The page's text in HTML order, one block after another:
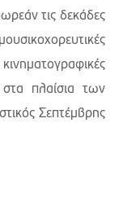
τις δεκάδες
πλαίσια των
Σεπτέμβρης